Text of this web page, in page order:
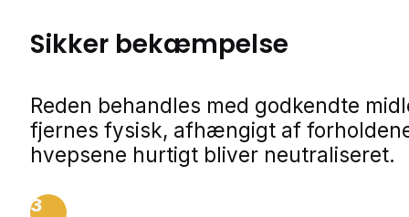
Sikker bekæmpelse
Reden behandles med godkendte
fjernes fysisk, afhængigt af
hvepsene hurtigt bliver neutraliseret.
3